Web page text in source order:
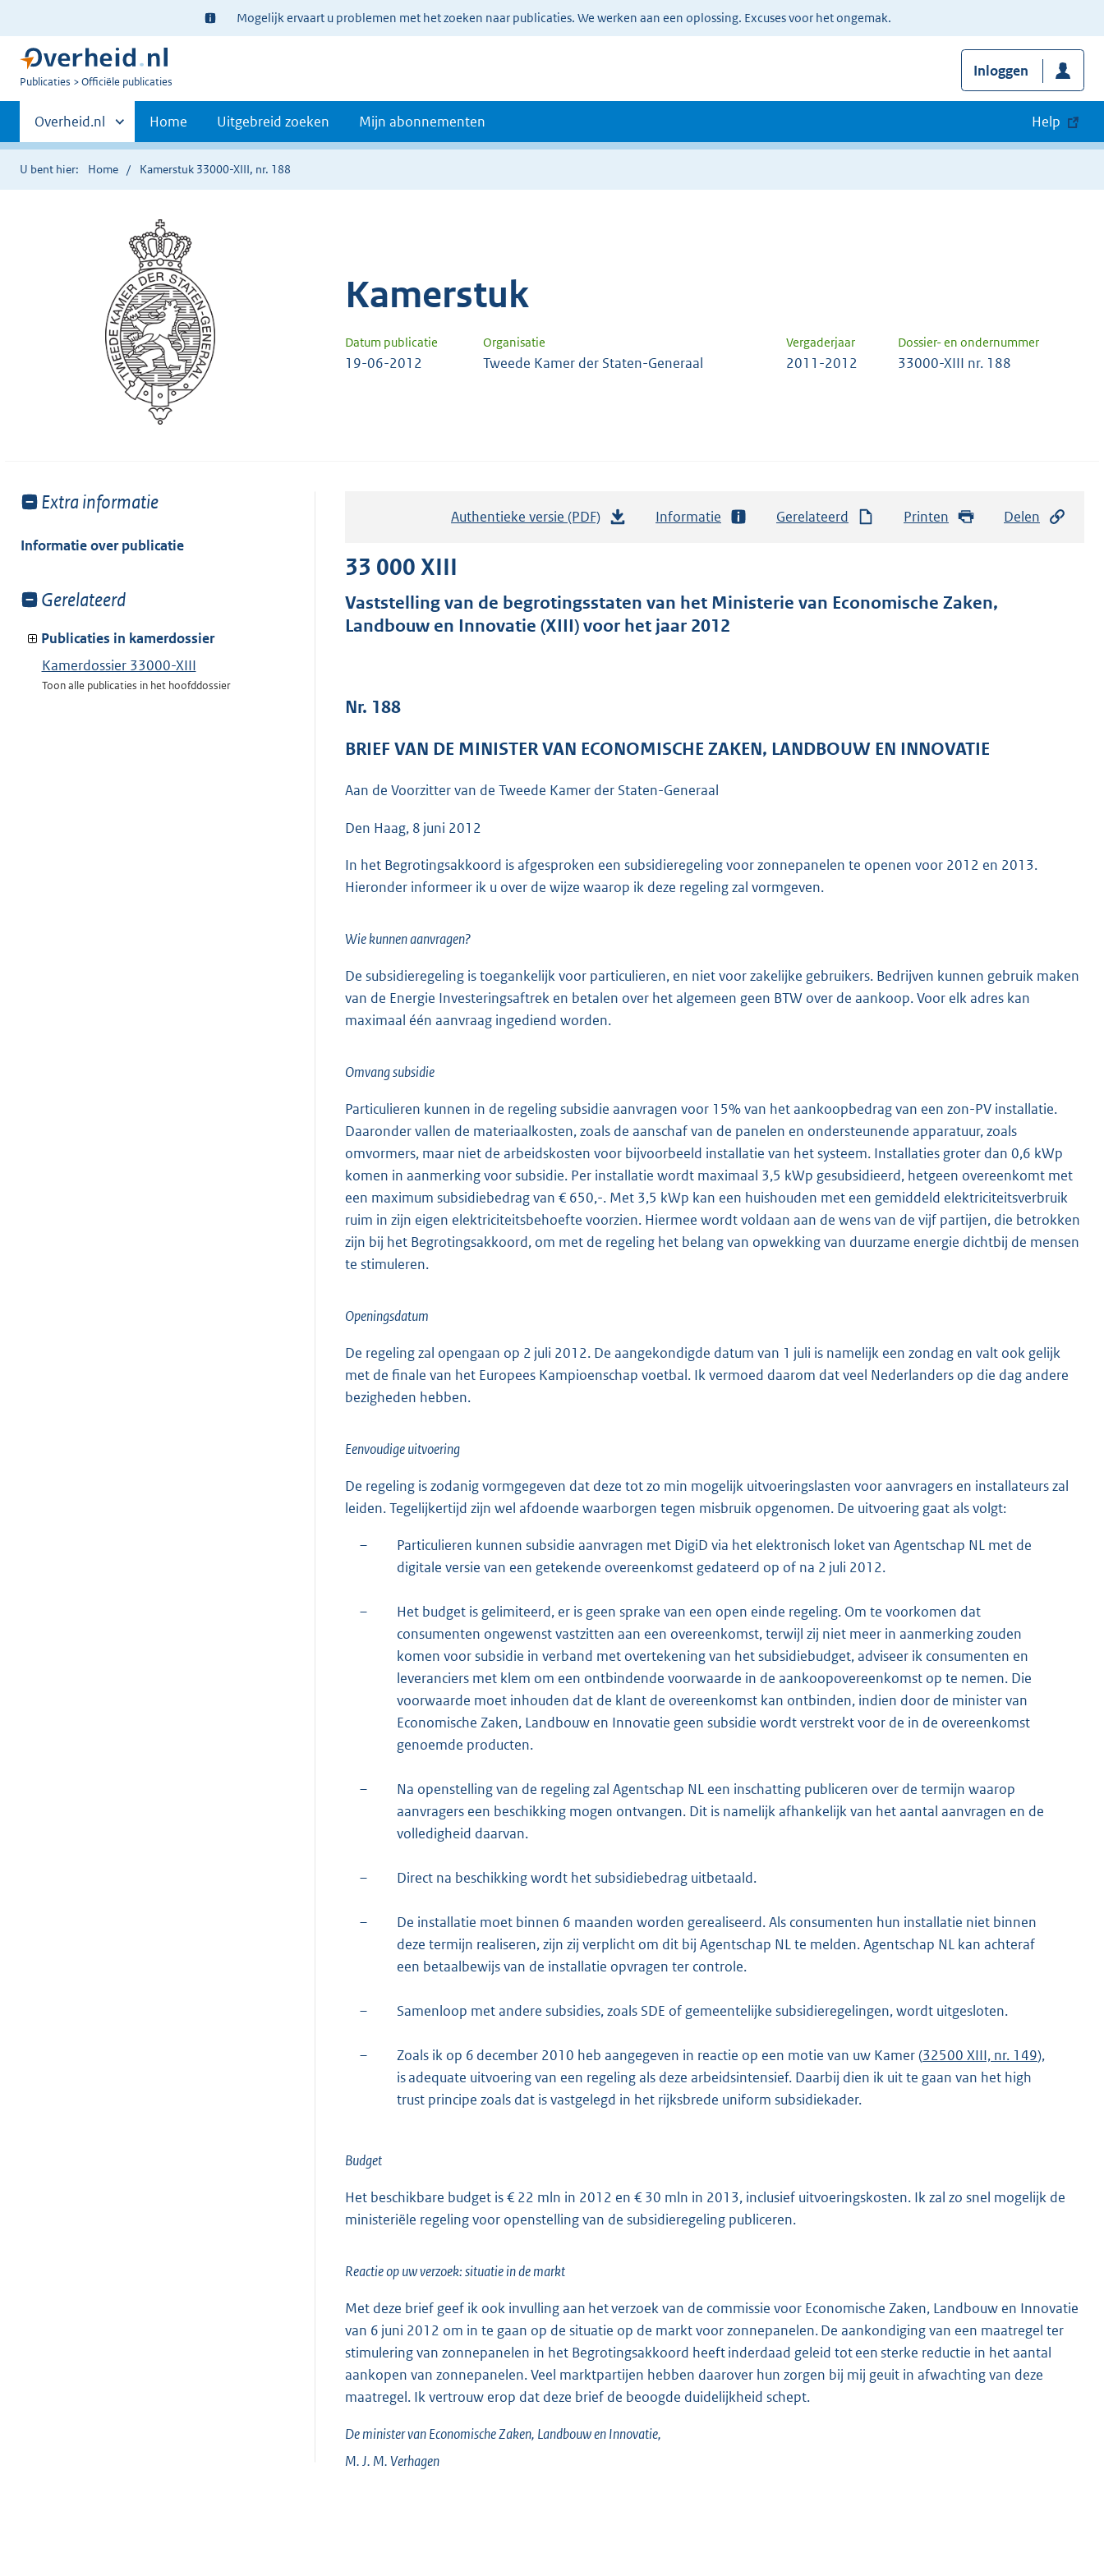
Ter
informatie:
Mogelijk ervaart u problemen met het zoeken naar publicaties. We werken aan een oplossing. Excuses voor het ongemak.
U
Publicaties Officiële publicaties
Inloggen
Primaire
navigatie
Andere
sites
binnen
Overheid.nl Home Uitgebreid zoeken Mijn abonnementen Help
U bent hier: Home Kamerstuk 33000-XIII, nr. 188
Kamerstuk
Datum publicatie Organisatie Vergaderjaar Dossier- en ondernummer
19-06-2012 Tweede Kamer der Staten-Generaal 2011-2012 33000-XIII nr. 188
Toon
van:
Extra informatie
Informatie over publicatie
Toon
van:
Gerelateerd
Publicaties in kamerdossier
Kamerdossier 33000-XIII
Toon alle publicaties in het hoofddossier
Authentieke versie (PDF)
a
n
o
o
t
4
7
Informatie Gerelateerd Printen Delen
33 000 XIII
Vaststelling van de begrotingsstaten van het Ministerie van Economische Zaken,
Landbouw en Innovatie (XIII) voor het jaar 2012
Nr. 188
BRIEF VAN DE MINISTER VAN ECONOMISCHE ZAKEN, LANDBOUW EN INNOVATIE
Aan de Voorzitter van de Tweede Kamer der Staten-Generaal
Den Haag, 8 juni 2012
In het Begrotingsakkoord is afgesproken een subsidieregeling voor zonnepanelen te openen voor 2012 en 2013.
Hieronder informeer ik u over de wijze waarop ik deze regeling zal vormgeven.
Wie kunnen aanvragen?
De subsidieregeling is toegankelijk voor particulieren, en niet voor zakelijke gebruikers. Bedrijven kunnen gebruik maken
van de Energie Investeringsaftrek en betalen over het algemeen geen BTW over de aankoop. Voor elk adres kan
maximaal één aanvraag ingediend worden.
Omvang subsidie
Particulieren kunnen in de regeling subsidie aanvragen voor 15% van het aankoopbedrag van een zon-PV installatie.
Daaronder vallen de materiaalkosten, zoals de aanschaf van de panelen en ondersteunende apparatuur, zoals
omvormers, maar niet de arbeidskosten voor bijvoorbeeld installatie van het systeem. Installaties groter dan 0,6 kWp
komen in aanmerking voor subsidie. Per installatie wordt maximaal 3,5 kWp gesubsidieerd, hetgeen overeenkomt met
een maximum subsidiebedrag van € 650,-. Met 3,5 kWp kan een huishouden met een gemiddeld elektriciteitsverbruik
ruim in zijn eigen elektriciteitsbehoefte voorzien. Hiermee wordt voldaan aan de wens van de vijf partijen, die betrokken
zijn bij het Begrotingsakkoord, om met de regeling het belang van opwekking van duurzame energie dichtbij de mensen
te stimuleren.
Openingsdatum
De regeling zal opengaan op 2 juli 2012. De aangekondigde datum van 1 juli is namelijk een zondag en valt ook gelijk
met de finale van het Europees Kampioenschap voetbal. Ik vermoed daarom dat veel Nederlanders op die dag andere
bezigheden hebben.
Eenvoudige uitvoering
De regeling is zodanig vormgegeven dat deze tot zo min mogelijk uitvoeringslasten voor aanvragers en installateurs zal
leiden. Tegelijkertijd zijn wel afdoende waarborgen tegen misbruik opgenomen. De uitvoering gaat als volgt:
–
Particulieren kunnen subsidie aanvragen met DigiD via het elektronisch loket van Agentschap NL met de
digitale versie van een getekende overeenkomst gedateerd op of na 2 juli 2012.
–
Het budget is gelimiteerd, er is geen sprake van een open einde regeling. Om te voorkomen dat
consumenten ongewenst vastzitten aan een overeenkomst, terwijl zij niet meer in aanmerking zouden
komen voor subsidie in verband met overtekening van het subsidiebudget, adviseer ik consumenten en
leveranciers met klem om een ontbindende voorwaarde in de aankoopovereenkomst op te nemen. Die
voorwaarde moet inhouden dat de klant de overeenkomst kan ontbinden, indien door de minister van
Economische Zaken, Landbouw en Innovatie geen subsidie wordt verstrekt voor de in de overeenkomst
genoemde producten.
–
Na openstelling van de regeling zal Agentschap NL een inschatting publiceren over de termijn waarop
aanvragers een beschikking mogen ontvangen. Dit is namelijk afhankelijk van het aantal aanvragen en de
volledigheid daarvan.
– Direct na beschikking wordt het subsidiebedrag uitbetaald.
–
De installatie moet binnen 6 maanden worden gerealiseerd. Als consumenten hun installatie niet binnen
deze termijn realiseren, zijn zij verplicht om dit bij Agentschap NL te melden. Agentschap NL kan achteraf
een betaalbewijs van de installatie opvragen ter controle.
– Samenloop met andere subsidies, zoals SDE of gemeentelijke subsidieregelingen, wordt uitgesloten.
– Zoals ik op 6 december 2010 heb aangegeven in reactie op een motie van uw Kamer (32500 XIII, nr. 149),
is adequate uitvoering van een regeling als deze arbeidsintensief. Daarbij dien ik uit te gaan van het high
trust principe zoals dat is vastgelegd in het rijksbrede uniform subsidiekader.
Budget
Het beschikbare budget is € 22 mln in 2012 en € 30 mln in 2013, inclusief uitvoeringskosten. Ik zal zo snel mogelijk de
ministeriële regeling voor openstelling van de subsidieregeling publiceren.
Reactie op uw verzoek: situatie in de markt
Met deze brief geef ik ook invulling aan het verzoek van de commissie voor Economische Zaken, Landbouw en Innovatie
van 6 juni 2012 om in te gaan op de situatie op de markt voor zonnepanelen. De aankondiging van een maatregel ter
stimulering van zonnepanelen in het Begrotingsakkoord heeft inderdaad geleid tot een sterke reductie in het aantal
aankopen van zonnepanelen. Veel marktpartijen hebben daarover hun zorgen bij mij geuit in afwachting van deze
maatregel. Ik vertrouw erop dat deze brief de beoogde duidelijkheid schept.
De minister van Economische Zaken, Landbouw en Innovatie,
M. J. M.Verhagen